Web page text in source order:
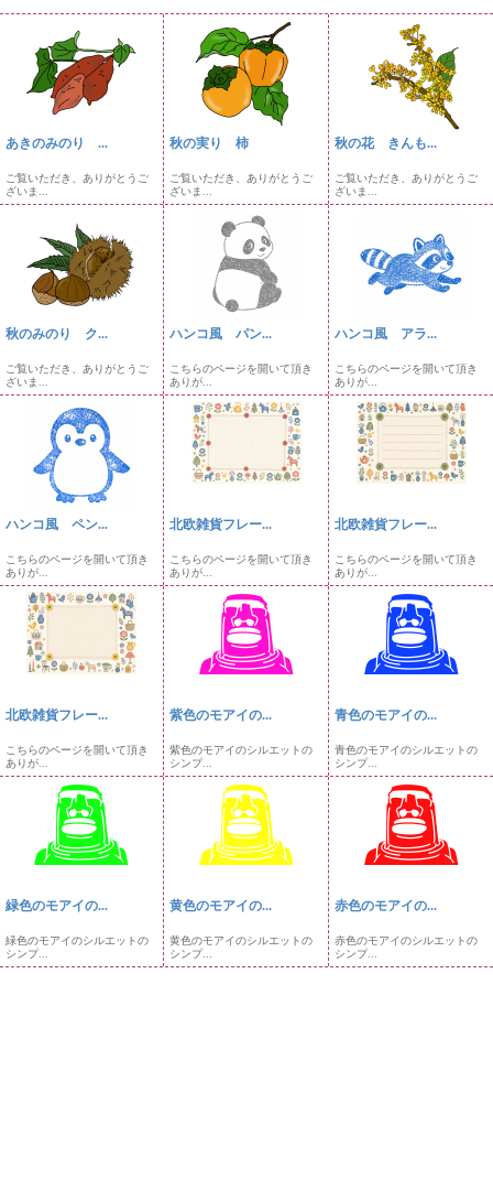
あきのみのり ...
ご覧いただき、ありがとうご
ざいま...
秋の実り 柿
ご覧いただき、ありがとうご
ざいま...
秋の花 きんも...
ご覧いただき、ありがとうご
ざいま...
秋のみのり ク...
ご覧いただき、ありがとうご
ざいま...
ハンコ風 パン...
こちらのページを開いて頂き
ありが...
ハンコ風 アラ...
こちらのページを開いて頂き
ありが...
ハンコ風 ペン...
こちらのページを開いて頂き
ありが...
北欧雑貨フレー...
こちらのページを開いて頂き
ありが...
北欧雑貨フレー...
こちらのページを開いて頂き
ありが...
北欧雑貨フレー...
こちらのページを開いて頂き
ありが...
紫色のモアイの...
紫色のモアイのシルエットの
シンプ...
青色のモアイの...
青色のモアイのシルエットの
シンプ...
緑色のモアイの...
緑色のモアイのシルエットの
シンプ...
黄色のモアイの...
黄色のモアイのシルエットの
シンプ...
赤色のモアイの...
赤色のモアイのシルエットの
シンプ...